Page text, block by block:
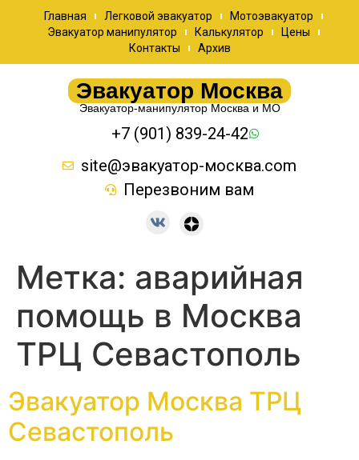
Главная Легковой эвакуатор
Мотоэвакуатор
Эвакуатор манипулятор
Калькулятор
Цены
Контакты
Архив
Эвакуатор Москва
Эвакуатор-манипулятор Москва и МО
+7 (901) 839-24-42
site@эвакуатор-москва.com
Перезвоним вам
Метка: аварийная
помощь в Москва
ТРЦ Севастополь
Эвакуатор Москва ТРЦ
Севастополь